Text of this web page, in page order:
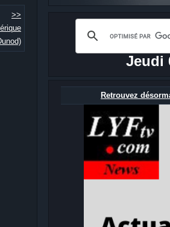
>>
Jeudi
Retrouvez